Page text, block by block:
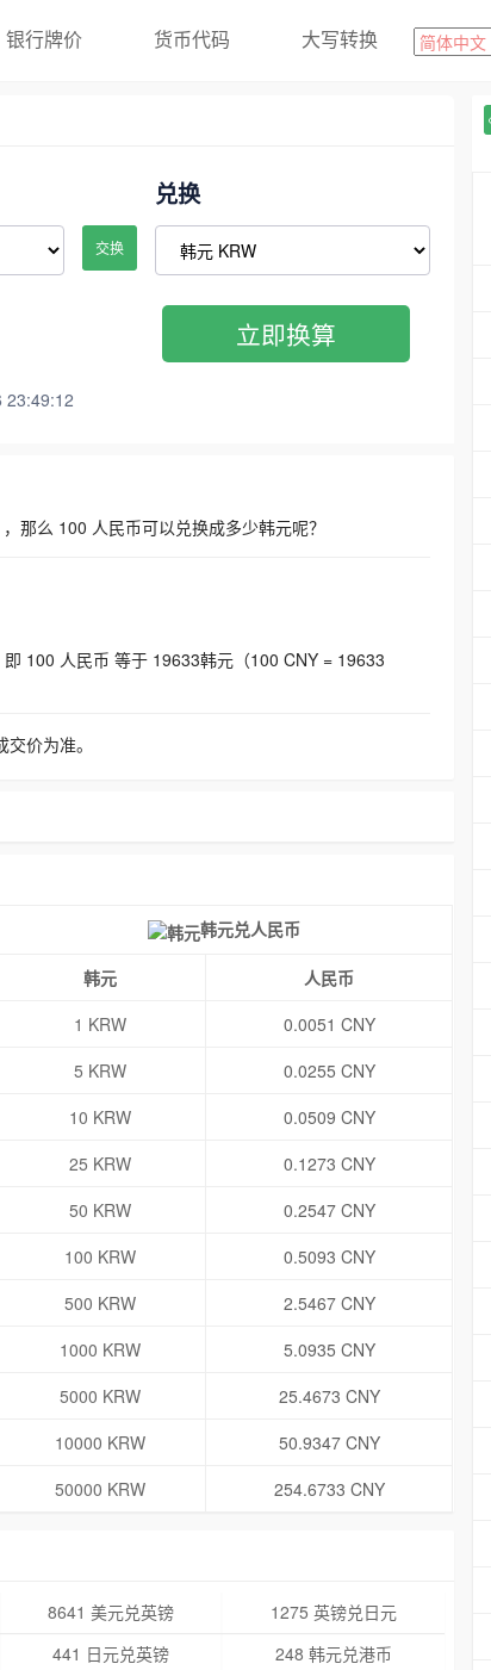
银行牌价 货币代码 大写转换
交换
兑换
23:49:12
立即换算
那么 100 人民币可以兑换成多少韩元呢？
100 人民币 等于 19633韩元（100 CNY = 19633
价为准。
韩元兑人民币
韩元
人民币
1 KRW
0.0051 CNY
5 KRW
0.0255 CNY
10 KRW
0.0509 CNY
25 KRW
0.1273 CNY
50 KRW
0.2547 CNY
100 KRW
0.5093 CNY
500 KRW
2.5467 CNY
1000 KRW
5.0935 CNY
5000 KRW
25.4673 CNY
10000 KRW
50.9347 CNY
50000 KRW 254.6733 CNY
8641 美元兑英镑
1275 英镑兑日元
441 日元兑英镑
248 韩元兑港币